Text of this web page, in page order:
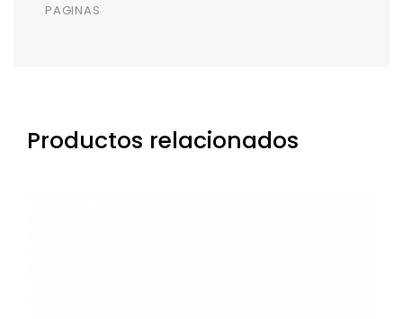
PAGINAS
Productos relacionados